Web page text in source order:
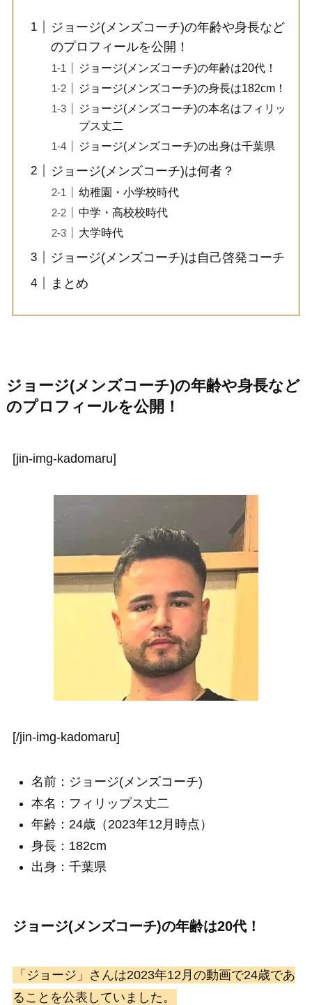
ジョージ(メンズコーチ)の年齢や身長など
のプロフィールを公開！
ジョージ(メンズコーチ)の年齢は20代！
ジョージ(メンズコーチ)の身長は182cm！
ジョージ(メンズコーチ)の本名はフィリッ
プス丈二
ジョージ(メンズコーチ)の出身は千葉県
ジョージ(メンズコーチ)は何者？
幼稚園・小学校時代
中学・高校校時代
大学時代
ジョージ(メンズコーチ)は自己啓発コーチ
まとめ
ジョージ(メンズコーチ)の年齢や身長など
のプロフィールを公開！
[jin-img-kadomaru]
[/jin-img-kadomaru]
名前：ジョージ(メンズコーチ)
本名：フィリップス丈二
年齢：24歳（2023年12月時点）
身長：182cm
出身：千葉県
ジョージ(メンズコーチ)の年齢は20代！
「ジョージ」さんは2023年12月の動画で24歳であ
ることを公表していました。